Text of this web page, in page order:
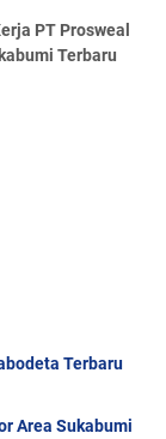
PT Prosweal
Terbaru
Terbaru
Area Sukabumi